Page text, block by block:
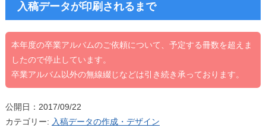
入稿データが印刷されるまで
本年度の卒業アルバムのご依頼について、予定する冊数を超えま
したので停止しています。
卒業アルバム以外の無線綴じなどは引き続き承っております。
公開日：2017/09/22
カテゴリー: 入稿データの作成・デザイン